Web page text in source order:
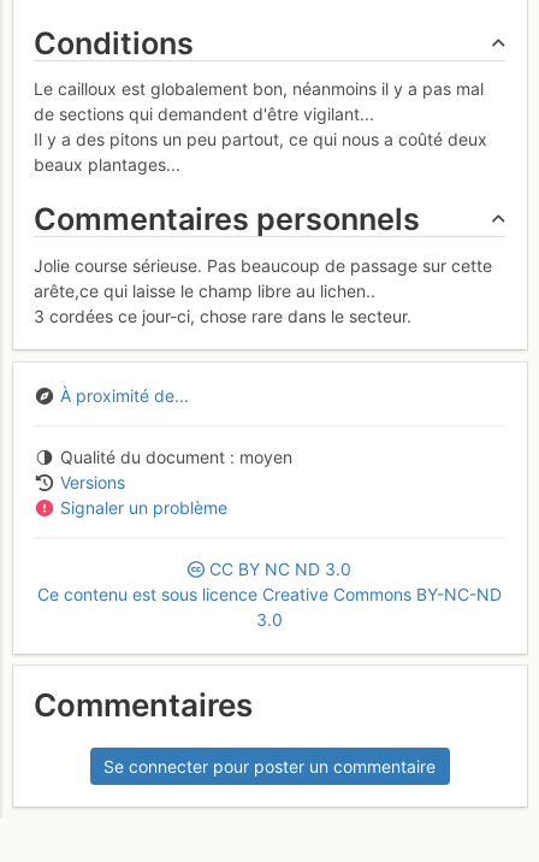
Conditions
Le cailloux est globalement bon, néanmoins il y a pas mal
de sections qui demandent d'être vigilant...
Il y a des pitons un peu partout, ce qui nous a coûté deux
beaux plantages...
Commentaires personnels
Jolie course sérieuse. Pas beaucoup de passage sur cette
arête,ce qui laisse le champ libre au lichen..
3 cordées ce jour-ci, chose rare dans le secteur.
À proximité de...
Qualité du document
moyen
Versions
Signaler un problème
CC BY NC ND 3.0
Ce contenu est sous licence Creative Commons BY-NC-ND
3.0
Commentaires
Se connecter pour poster un commentaire